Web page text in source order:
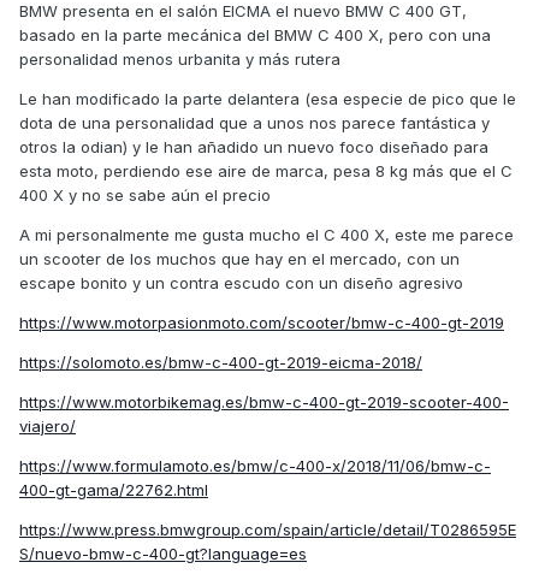
BMW presenta en el salón EICMA el nuevo BMW C 400 GT,
basado en la parte mecánica del BMW C 400 X, pero con una
personalidad menos urbanita y más rutera
Le han modificado la parte delantera (esa especie de pico que le
dota de una personalidad que a unos nos parece fantástica y
otros la odian) y le han añadido un nuevo foco diseñado para
esta moto, perdiendo ese aire de marca, pesa 8 kg más que el C
400 X y no se sabe aún el precio
A mi personalmente me gusta mucho el C 400 X, este me parece
un scooter de los muchos que hay en el mercado, con un
escape bonito y un contra escudo con un diseño agresivo
https://www.motorpasionmoto.com/scooter/bmw-c-400-gt-2019
https://solomoto.es/bmw-c-400-gt-2019-eicma-2018/
https://www.motorbikemag.es/bmw-c-400-gt-2019-scooter-400-
viajero/
https://www.formulamoto.es/bmw/c-400-x/2018/11/06/bmw-c-
400-gt-gama/22762.html
https://www.press.bmwgroup.com/spain/article/detail/T0286595E
S/nuevo-bmw-c-400-gt?language=es